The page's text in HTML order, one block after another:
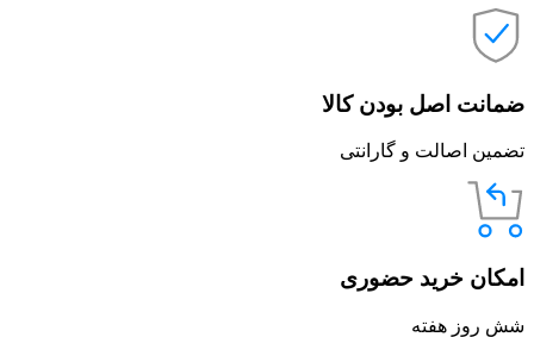
ضمانت اصل بودن کالا
تضمین اصالت و گارانتی
امکان خرید حضوری
شش روز هفته